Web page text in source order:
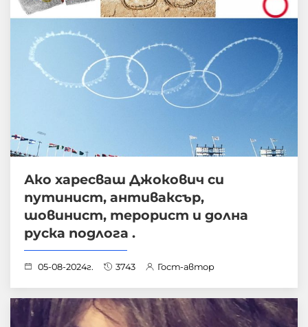
Ако харесваш Джокович си
путинист, антиваксър,
шовинист, терорист и долна
руска подлога .
05-08-2024г. 3743 Гост-автор